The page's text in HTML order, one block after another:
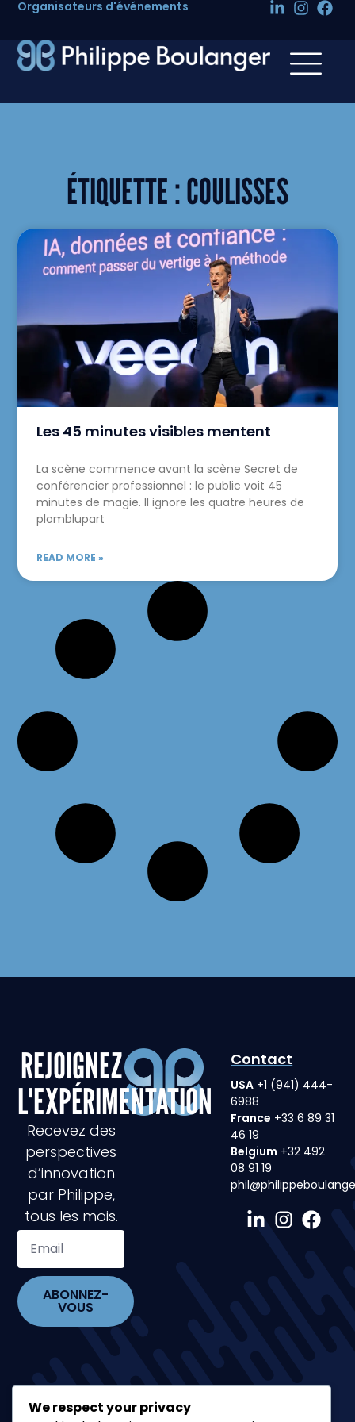
Organisateurs d'événements
ÉTIQUETTE :COULISSES
Les 45 minutes visibles mentent
La scène commence avant la scène Secret de
conférencier professionnel : le public voit 45
minutes de magie. Il ignore les quatre heures de
plomblupart
READ MORE »
Contact
USA +1 (941) 444-
6988
France +33 6 89 31
46 19
Belgium +32 492
08 91 19
REJOIGNEZ
L'EXPÉRIMENTATION
Recevez des
perspectives
d’innovation
par Philippe,
tous les mois.
ABONNEZ-
VOUS
We respect your privacy